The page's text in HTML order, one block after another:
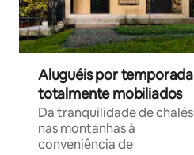
Aluguéis por temporada
totalmente mobiliados
Da tranquilidade de chalés
nas montanhas à
conveniência de